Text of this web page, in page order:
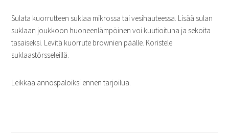
Sulata kuorrutteen suklaa mikrossa tai vesihauteessa. Lisää sulan
suklaan joukkoon huoneenlämpöinen voi kuutioituna ja sekoita
tasaiseksi. Levitä kuorrute brownien päälle. Koristele
suklaastörsseleillä.
Leikkaa annospaloiksi ennen tarjoilua.